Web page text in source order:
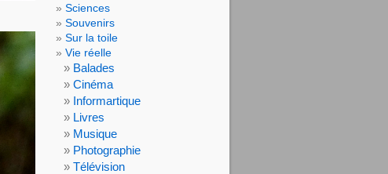
Sciences
Souvenirs
Sur la toile
Vie réelle
Balades
Cinéma
Informartique
Livres
Musique
Photographie
Télévision